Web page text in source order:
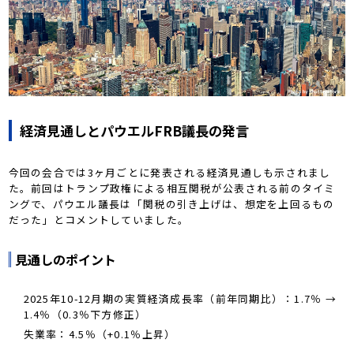
経済見通しとパウエルFRB議長の発言
今回の会合では3ヶ月ごとに発表される経済見通しも示されまし
た。前回はトランプ政権による相互関税が公表される前のタイミ
ングで、パウエル議長は「関税の引き上げは、想定を上回るもの
だった」とコメントしていました。
見通しのポイント
2025年10-12月期の実質経済成長率（前年同期比）：1.7％ →
1.4％（0.3％下方修正）
失業率：4.5％（+0.1％上昇）